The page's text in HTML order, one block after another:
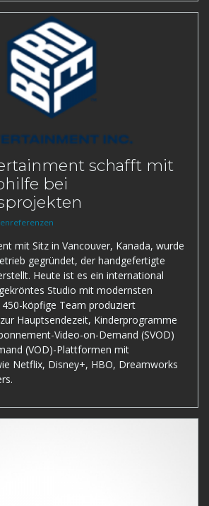
schafft mit
bei
mit Sitz in Vancouver, Kanada, wurde
gegründet, der handgefertigte
Heute ist es ein international
Studio mit modernsten
450-köpfige Team produziert
Hauptsendezeit, Kinderprogramme
Video-on-Demand (SVOD)
(VOD)-Plattformen mit
Netflix, Disney+, HBO, Dreamworks